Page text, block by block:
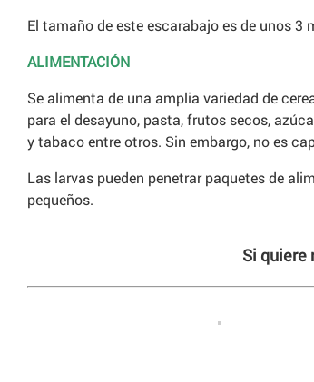
El tamaño de este escarabajo es de unos 3
ALIMENTACIÓN
Se alimenta de una amplia variedad de
para el desayuno, pasta, frutos secos,
y tabaco entre otros. Sin embargo, no es
Las larvas pueden penetrar paquetes de
pequeños.
Si quiere